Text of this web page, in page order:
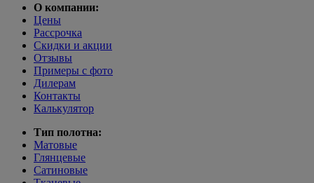
О компании:
Цены
Рассрочка
Скидки и акции
Отзывы
Примеры с фото
Дилерам
Контакты
Калькулятор
Тип полотна:
Матовые
Глянцевые
Сатиновые